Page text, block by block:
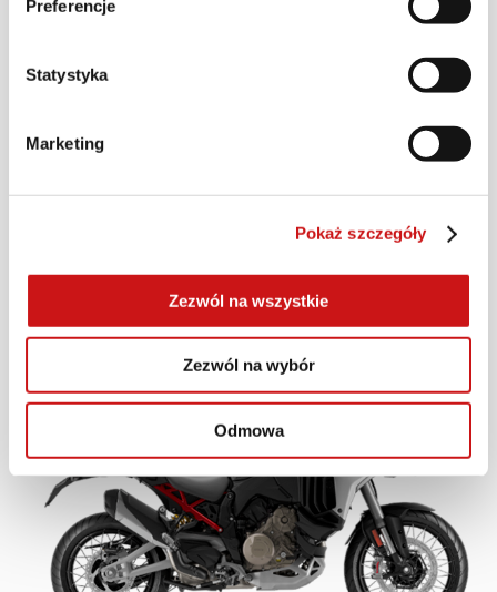
Preferencje
Statystyka
Marketing
Pokaż szczegóły
Zezwól na wszystkie
Zezwól na wybór
Odmowa
JAZDA TESTOWA